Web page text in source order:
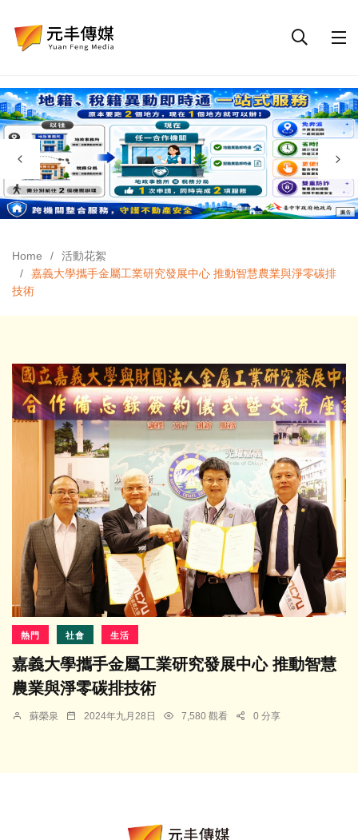
Home
活動花絮
嘉義大學攜手金屬工業研究發展中心 推動智慧農業與淨零碳排
技術
熱門 社會 生活
嘉義大學攜手金屬工業研究發展中心 推動智慧
農業與淨零碳排技術
蘇榮泉 2024年九月28日 7,580 觀看 0 分享